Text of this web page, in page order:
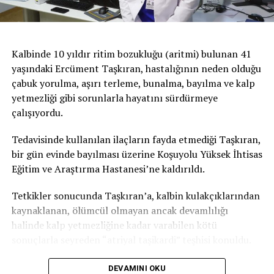
önemle üzerinde durduğu koruyucu kremler… Koruyucu
ürünler fiziksel ve kimyasal olmak üzere iki gruba
geldiğini şöyle açıklıyor:
“Fiziksel koruyucular içlerinde kimyasal maddeyi en az
barındıran, daha çok bariyer oluşturan ürünler. Özellikle
yaşlılar, çocuklar ve hamilelerde bunun kullanılmasını
ama yine bunlar da pek çok testten geçen ürünler. Yine
zararlı olmayan maddelerden elde ediliyor.”
Güneş koruyucularını satın alırken ve kullanırken dikkat
edilmesi gereken birtakım detaylar var. Koruyucu
Zindancı şöyle anlatıyor:
Kalbinde 10 yıldır ritim bozukluğu (aritmi) bulunan 41
yaşındaki Ercüment Taşkıran, hastalığının neden olduğu
çabuk yorulma, aşırı terleme, bunalma, bayılma ve kalp
yetmezliği gibi sorunlarla hayatını sürdürmeye
çalışıyordu.
Tedavisinde kullanılan ilaçların fayda etmediği Taşkıran,
bir gün evinde bayılması üzerine Koşuyolu Yüksek İhtisas
Eğitim ve Araştırma Hastanesi’ne kaldırıldı.
Tetkikler sonucunda Taşkıran’a, kalbin kulakçıklarından
kaynaklanan, ölümcül olmayan ancak devamlılığı
halinde kalp yetmezliğine kadar varabilen kötü
Tedavi, dünya tıp literatürüne kazandırıldı
DEVAMINI OKU